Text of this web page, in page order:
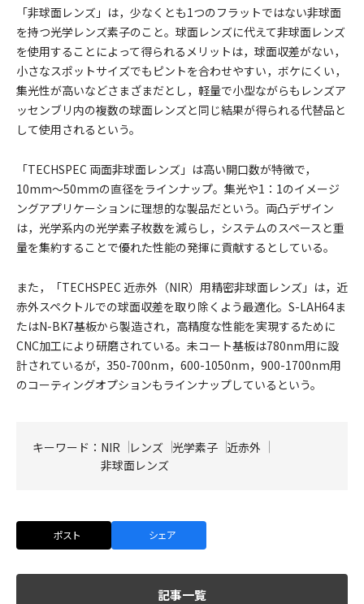
「非球面レンズ」は，少なくとも1つのフラットではない非球面
を持つ光学レンズ素子のこと。球面レンズに代えて非球面レンズ
を使用することによって得られるメリットは，球面収差がない，
小さなスポットサイズでもピントを合わせやすい，ボケにくい，
集光性が高いなどさまざまだとし，軽量で小型ながらもレンズア
ッセンブリ内の複数の球面レンズと同じ結果が得られる代替品と
して使用されるという。
「TECHSPEC 両面非球面レンズ」は高い開口数が特徴で，
10mm～50mmの直径をラインナップ。集光や1：1のイメージ
ングアプリケーションに理想的な製品だという。両凸デザイン
は，光学系内の光学素子枚数を減らし，システムのスペースと重
量を集約することで優れた性能の発揮に貢献するとしている。
また，「TECHSPEC 近赤外（NIR）用精密非球面レンズ」は，近
赤外スペクトルでの球面収差を取り除くよう最適化。S-LAH64ま
たはN-BK7基板から製造され，高精度な性能を実現するために
CNC加工により研磨されている。未コート基板は780nm用に設
計されているが，350-700nm，600-1050nm，900-1700nm用
のコーティングオプションもラインナップしているという。
キーワード： NIR レンズ 光学素子 近赤外
非球面レンズ
ポスト シェア
記事一覧